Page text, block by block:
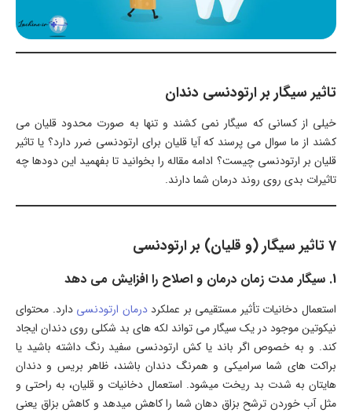
تاثیر سیگار بر ارتودنسی دندان
خیلی از کسانی که سیگار نمی کشند و تنها به صورت محدود قلیان می
کشند از ما سوال می پرسند که آیا قلیان برای ارتودنسی ضرر دارد؟ یا تاثیر
قلیان بر ارتودنسی چیست؟ ادامه مقاله را بخوانید تا بفهمید این دودها چه
تاثیرات بدی روی روند درمان شما دارند.
7 تاثیر سیگار (و قلیان) بر ارتودنسی
1. سیگار مدت زمان درمان و اصلاح را افزایش می دهد
استعمال دخانیات تأثیر مستقیمی بر عملکرددرمان ارتودنسی دارد. محتوای
نیکوتین موجود در یک سیگار می تواند لکه های بد شکلی روی دندان ایجاد
کند. و به خصوص اگر باند یا کش ارتودنسی سفید رنگ داشته باشید یا
براکت های شما سرامیکی و همرنگ دندان باشند، ظاهر بریس و دندان
هایتان به شدت بد ریخت میشود. استعمال دخانیات و قلیان، به راحتی و
مثل آب خوردن ترشح بزاق دهان شما را کاهش میدهد و کاهش بزاق یعنی